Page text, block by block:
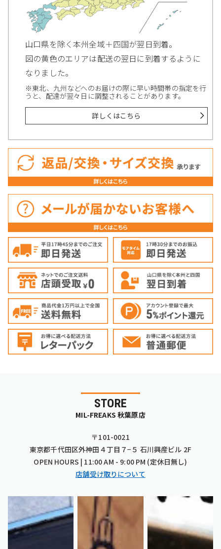
山口県を除く本州全域＋四国が翌日到着。
図の黄色のエリアは配送の翌日に到着するように
なりました。
※東北、九州などへのお届けの際に早い時間帯の指定を行
うと、配達が翌々日に調整されることがあります。
詳しくはこちら
STORE
MIL-FREAKS 秋葉原店
〒101-0021
東京都千代田区外神田４丁目７−５ 石川興産ビル 2F
OPEN HOURS | 11:00 AM - 9:00 PM (定休日無し)
店舗受け取りについて